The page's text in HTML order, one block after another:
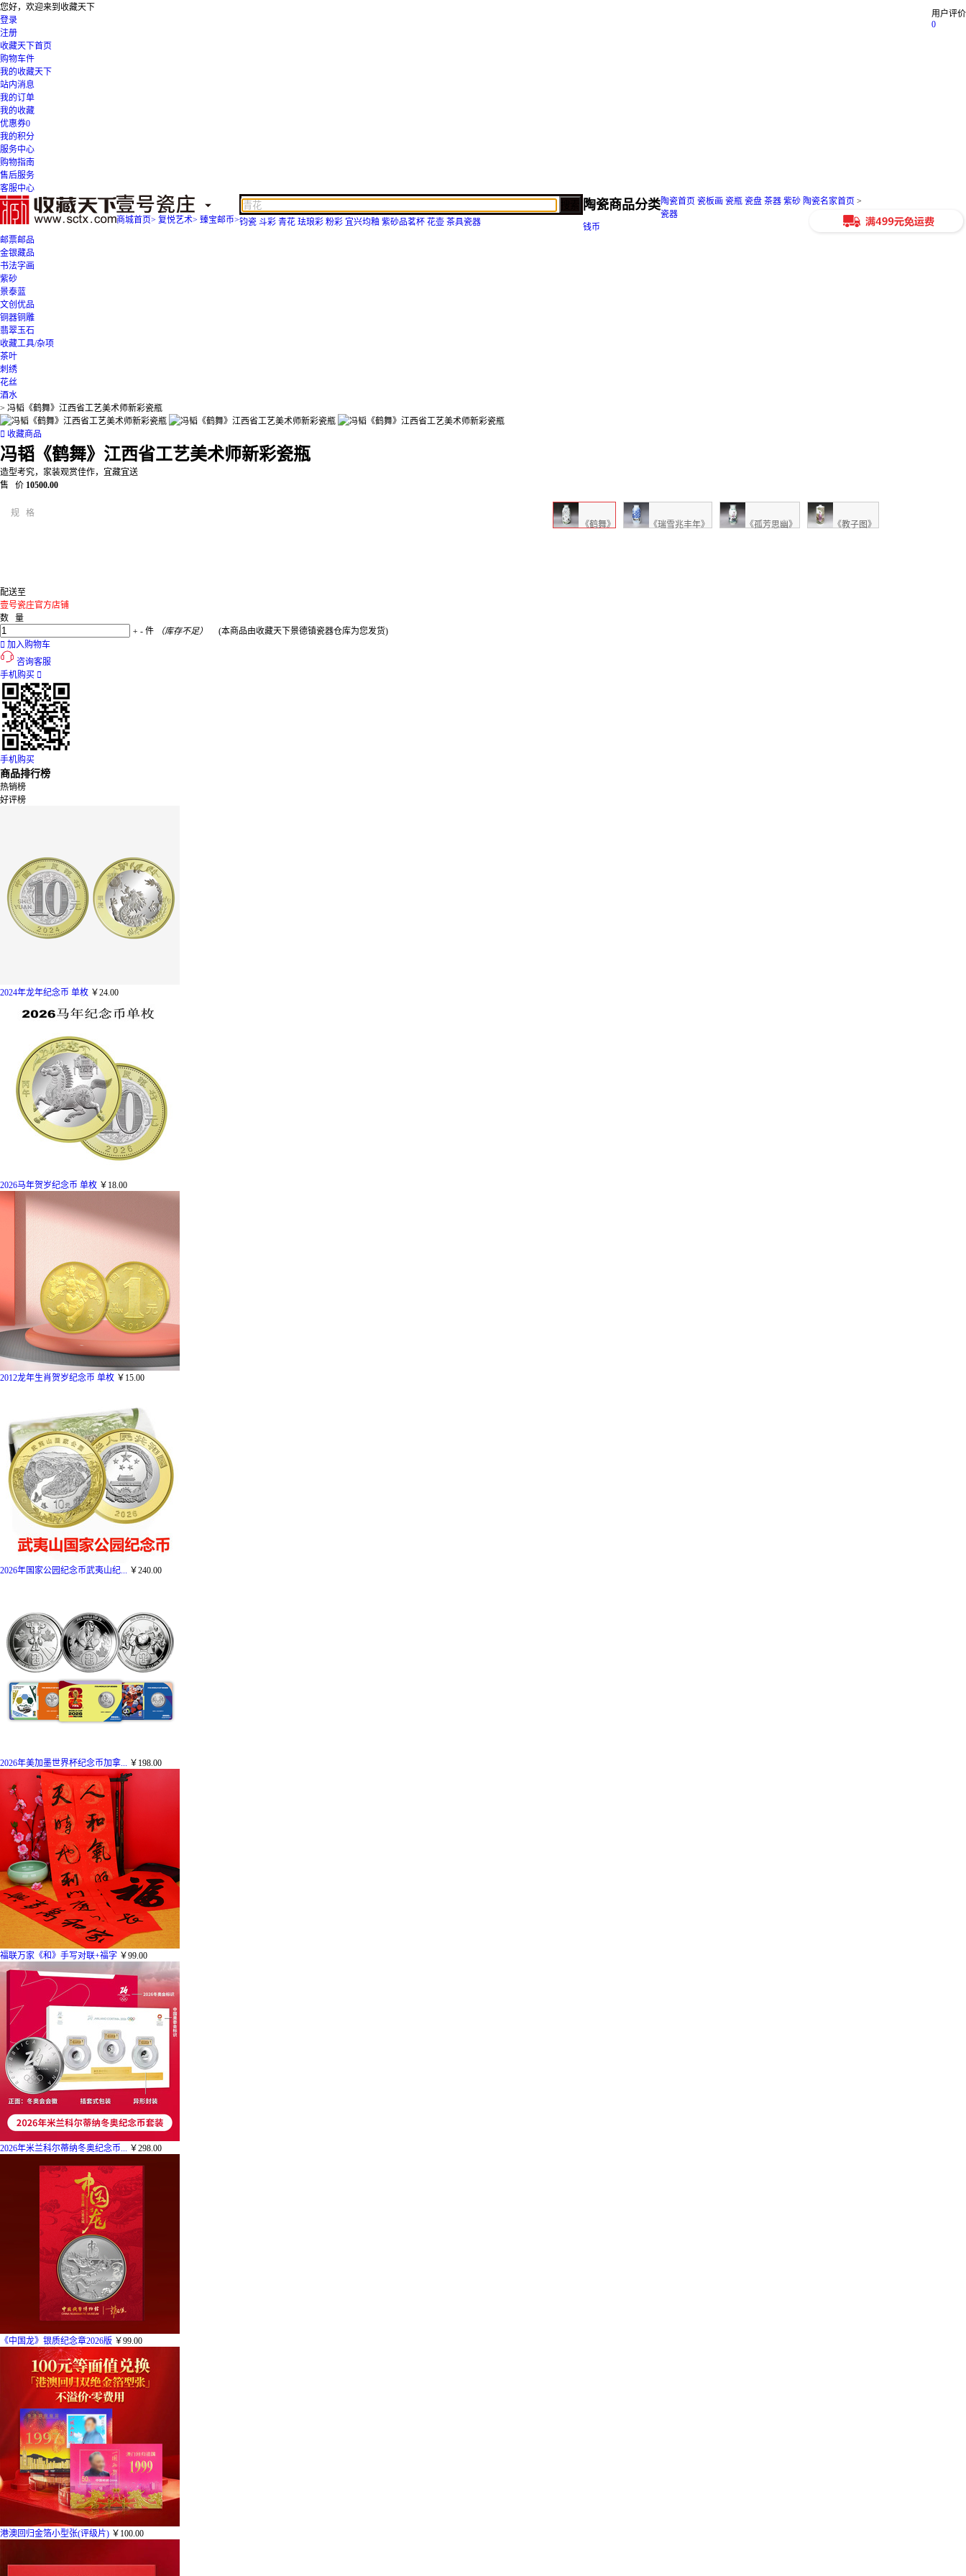
您好，欢迎来到收藏天下
登录
注册
收藏天下首页
购物车件
我的收藏天下
站内消息
我的订单
我的收藏
优惠券0
我的积分
服务中心
购物指南
售后服务
客服中心
商城首页> 复悦艺术> 臻宝邮币>钧瓷 斗彩 青花 珐琅彩 粉彩 宜兴均釉 紫砂品茗杯 花壶 茶具瓷器
陶瓷商品分类陶瓷首页 瓷板画 瓷瓶 瓷盘 茶器 紫砂 陶瓷名家首页 >
瓷器
钱币
邮票邮品
金银藏品
书法字画
紫砂
景泰蓝
文创优品
铜器铜雕
翡翠玉石
收藏工具/杂项
茶叶
刺绣
花丝
酒水
> 冯韬《鹤舞》江西省工艺美术师新彩瓷瓶
 收藏商品
冯韬《鹤舞》江西省工艺美术师新彩瓷瓶
造型考究，家装观赏佳作，宜藏宜送
售 价 10500.00
用户评价
0
规 格
《鹤舞》
《瑞雪兆丰年》 《孤芳思幽》 《教子图》
配送至
壹号瓷庄官方店铺
数 量
+ - 件 （库存不足）
(本商品由收藏天下景德镇瓷器仓库为您发货)
 加入购物车
咨询客服
手机购买 
手机购买
商品排行榜
热销榜
好评榜
2024年龙年纪念币 单枚 ￥24.00
2026马年贺岁纪念币 单枚 ￥18.00
2012龙年生肖贺岁纪念币 单枚 ￥15.00
2026年国家公园纪念币武夷山纪... ￥240.00
2026年美加墨世界杯纪念币加拿... ￥198.00
福联万家《和》手写对联+福字 ￥99.00
2026年米兰科尔蒂纳冬奥纪念币... ￥298.00
《中国龙》银质纪念章2026版 ￥99.00
港澳回归金箔小型张(评级片) ￥100.00